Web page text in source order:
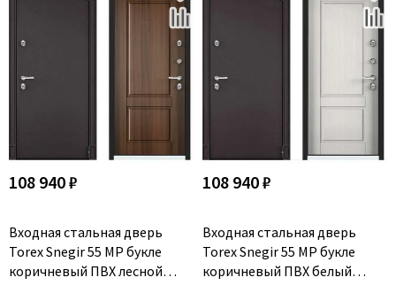
108 940 ₽
Входная стальная дверь
Torex Snegir 55 MP букле
коричневый ПВХ лесной
108 940 ₽
Входная стальная дверь
Torex Snegir 55 MP букле
коричневый ПВХ белый